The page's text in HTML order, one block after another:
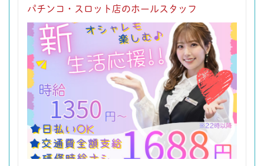
パチンコ・スロット店のホールスタッフ